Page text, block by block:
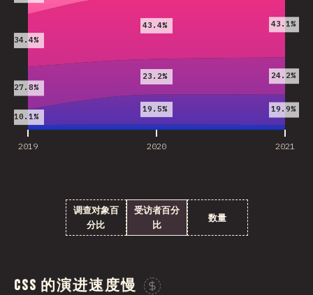
2019 2020 2021
10.1%
19.5% 19.9%
27.8%
23.2% 24.2%
34.4%
43.4% 43.1%
调查对象百
分比
受访者百分
比
数量
CSS 的演进速度慢